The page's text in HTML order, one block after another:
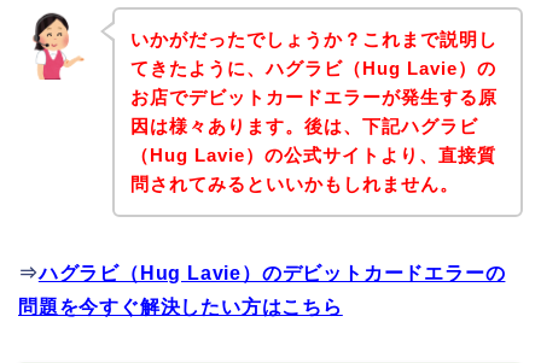
いかがだったでしょうか？これまで説明し
てきたように、ハグラビ（Hug Lavie）の
お店でデビットカードエラーが発生する原
因は様々あります。後は、下記ハグラビ
（Hug Lavie）の公式サイトより、直接質
問されてみるといいかもしれません。
⇒ハグラビ（Hug Lavie）のデビットカードエラーの
問題を今すぐ解決したい方はこちら